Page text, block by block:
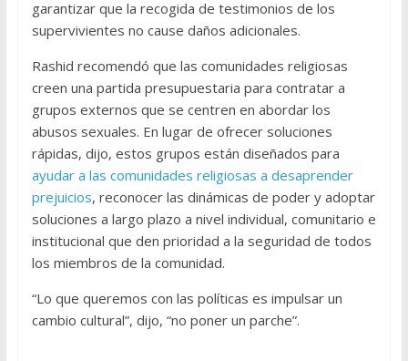
garantizar que la recogida de testimonios de los
supervivientes no cause daños adicionales.
Rashid recomendó que las comunidades religiosas
creen una partida presupuestaria para contratar a
grupos externos que se centren en abordar los
abusos sexuales. En lugar de ofrecer soluciones
rápidas, dijo, estos grupos están diseñados para
ayudar a las comunidades religiosas a desaprender
prejuicios, reconocer las dinámicas de poder y adoptar
soluciones a largo plazo a nivel individual, comunitario e
institucional que den prioridad a la seguridad de todos
los miembros de la comunidad.
“Lo que queremos con las políticas es impulsar un
cambio cultural”, dijo, “no poner un parche”.